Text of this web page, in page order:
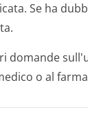
Se ha
domande
o al